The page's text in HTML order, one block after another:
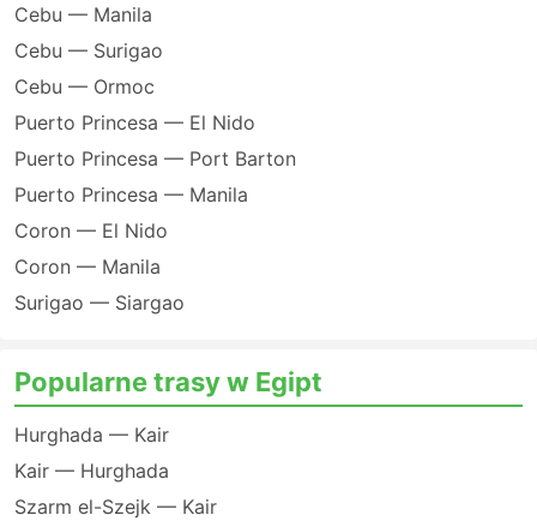
Cebu — Manila
Cebu — Surigao
Cebu — Ormoc
Puerto Princesa — El Nido
Puerto Princesa — Port Barton
Puerto Princesa — Manila
Coron — El Nido
Coron — Manila
Surigao — Siargao
Popularne trasy w Egipt
Hurghada — Kair
Kair — Hurghada
Szarm el-Szejk — Kair